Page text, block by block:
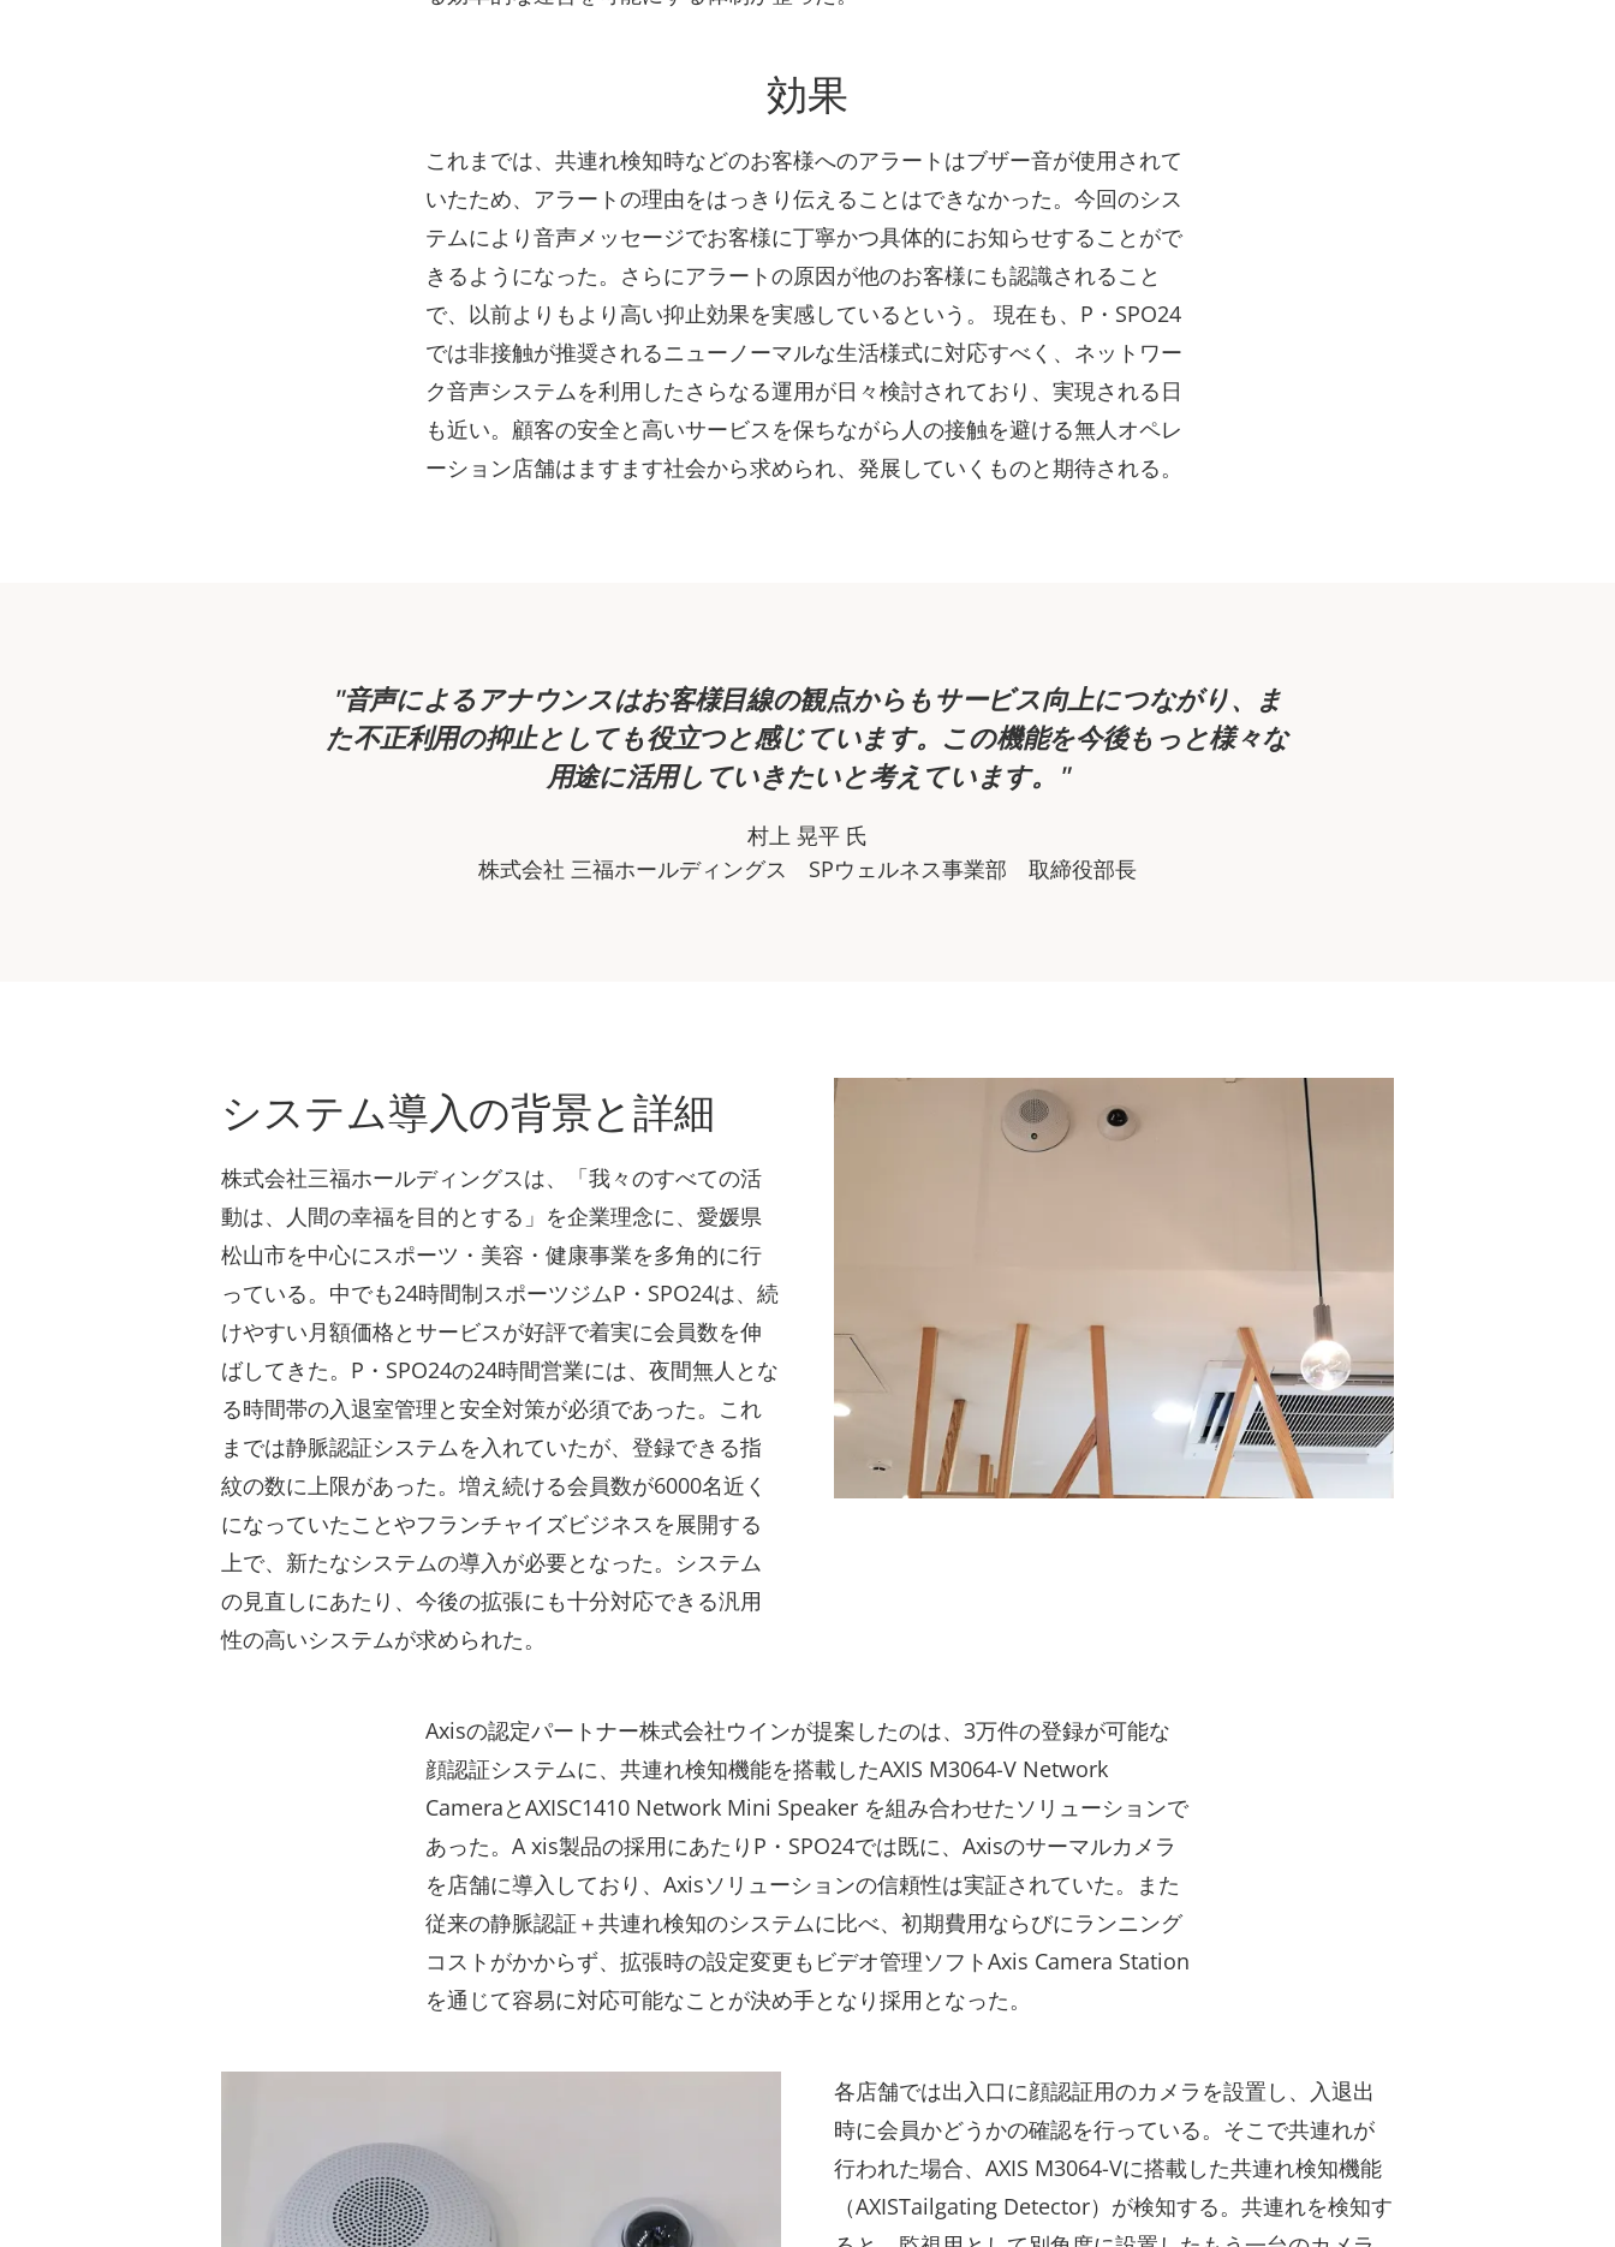
効果
これまでは、共連れ検知時などのお客様へのアラートはブザー音が使用されて
いたため、アラートの理由をはっきり伝えることはできなかった。今回のシス
テムにより音声メッセージでお客様に丁寧かつ具体的にお知らせすることがで
きるようになった。さらにアラートの原因が他のお客様にも認識されること
で、以前よりもより高い抑止効果を実感しているという。 現在も、P・SPO24
では非接触が推奨されるニューノーマルな生活様式に対応すべく、ネットワー
ク音声システムを利用したさらなる運用が日々検討されており、実現される日
も近い。顧客の安全と高いサービスを保ちながら人の接触を避ける無人オペレ
ーション店舗はますます社会から求められ、発展していくものと期待される。
音声によるアナウンスはお客様目線の観点からもサービス向上につながり、ま
た不正利用の抑止としても役立つと感じています。この機能を今後もっと様々な
用途に活用していきたいと考えています。
村上 晃平 氏
株式会社 三福ホールディングス SPウェルネス事業部 取締役部長
システム導入の背景と詳細
株式会社三福ホールディングスは、「我々のすべての活
動は、人間の幸福を目的とする」を企業理念に、愛媛県
松山市を中心にスポーツ・美容・健康事業を多角的に行
っている。中でも24時間制スポーツジムP・SPO24は、続
けやすい月額価格とサービスが好評で着実に会員数を伸
ばしてきた。P・SPO24の24時間営業には、夜間無人とな
る時間帯の入退室管理と安全対策が必須であった。これ
までは静脈認証システムを入れていたが、登録できる指
紋の数に上限があった。増え続ける会員数が6000名近く
になっていたことやフランチャイズビジネスを展開する
上で、新たなシステムの導入が必要となった。システム
の見直しにあたり、今後の拡張にも十分対応できる汎用
性の高いシステムが求められた。
Axisの認定パートナー株式会社ウインが提案したのは、3万件の登録が可能な
顔認証システムに、共連れ検知機能を搭載したAXIS M3064-V Network
CameraとAXISC1410 Network Mini Speaker を組み合わせたソリューションで
あった。A xis製品の採用にあたりP・SPO24では既に、Axisのサーマルカメラ
を店舗に導入しており、Axisソリューションの信頼性は実証されていた。また
従来の静脈認証＋共連れ検知のシステムに比べ、初期費用ならびにランニング
コストがかからず、拡張時の設定変更もビデオ管理ソフトAxis Camera Station
を通じて容易に対応可能なことが決め手となり採用となった。
各店舗では出入口に顔認証用のカメラを設置し、入退出
時に会員かどうかの確認を行っている。そこで共連れが
行われた場合、AXIS M3064-Vに搭載した共連れ検知機能
（AXISTailgating Detector）が検知する。共連れを検知す